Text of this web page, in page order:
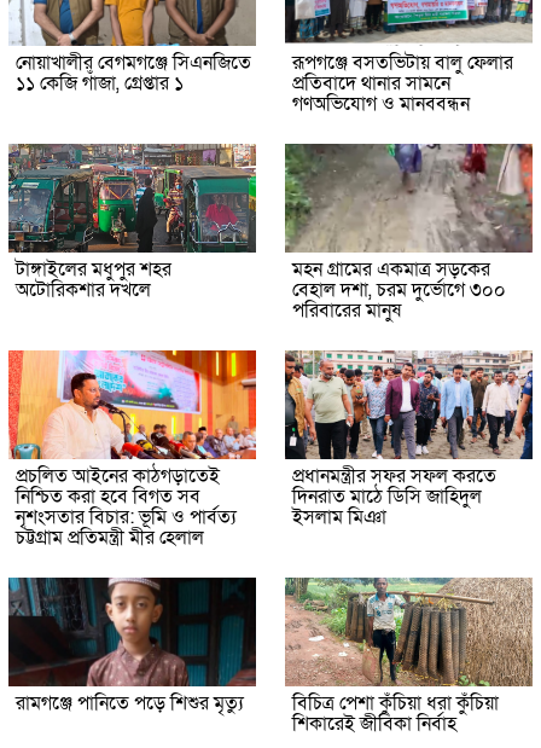
নোয়াখালীর বেগমগঞ্জে সিএনজিতে
১১ কেজি গাঁজা, গ্রেপ্তার ১
রূপগঞ্জে বসতভিটায় বালু ফেলার
প্রতিবাদে থানার সামনে
গণঅভিযোগ ও মানববন্ধন
টাঙ্গাইলের মধুপুর শহর
অটোরিকশার দখলে
মহন গ্রামের একমাত্র সড়কের
বেহাল দশা, চরম দুর্ভোগে ৩০০
পরিবারের মানুষ
প্রচলিত আইনের কাঠগড়াতেই
নিশ্চিত করা হবে বিগত সব
নৃশংসতার বিচার: ভূমি ও পার্বত্য
চট্টগ্রাম প্রতিমন্ত্রী মীর হেলাল
প্রধানমন্ত্রীর সফর সফল করতে
দিনরাত মাঠে ডিসি জাহিদুল
ইসলাম মিঞা
রামগঞ্জে পানিতে পড়ে শিশুর মৃত্যু বিচিত্র পেশা কুঁচিয়া ধরা কুঁচিয়া
শিকারেই জীবিকা নির্বাহ